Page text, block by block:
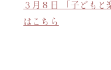
３月８日 「子どもと
はこちら